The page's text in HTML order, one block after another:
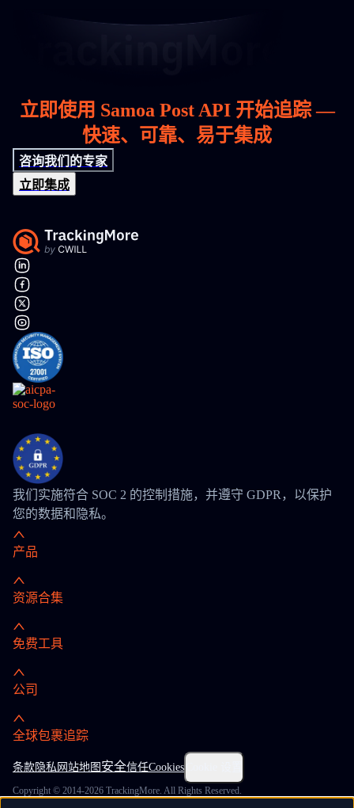
立即使用 Samoa Post API 开始追踪 —
快速、可靠、易于集成
咨询我们的专家
立即集成
我们实施符合 SOC 2 的控制措施，并遵守 GDPR，以保护
您的数据和隐私。
产品
资源合集
免费工具
公司
全球包裹追踪
条款隐私 网站地图 安全信任Cookies
Copyright © 2014-2026 TrackingMore. All Rights Reserved.